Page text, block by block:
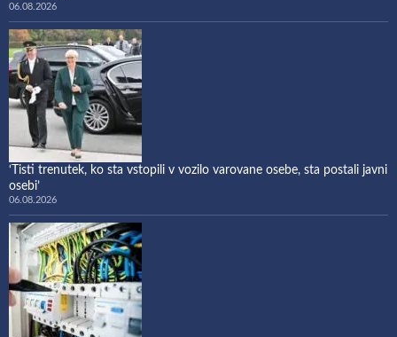
06.08.2026
‘Tisti trenutek, ko sta vstopili v vozilo varovane osebe, sta postali javni
osebi’
06.08.2026